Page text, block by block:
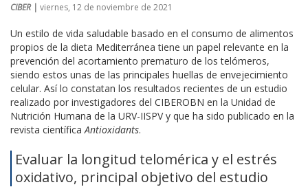
CIBER | viernes, 12 de noviembre de 2021
Un estilo de vida saludable basado en el consumo de alimentos
propios de la dieta Mediterránea tiene un papel relevante en la
prevención del acortamiento prematuro de los telómeros,
siendo estos unas de las principales huellas de envejecimiento
celular. Así lo constatan los resultados recientes de un estudio
realizado por investigadores del CIBEROBN en la Unidad de
Nutrición Humana de la URV-IISPV y que ha sido publicado en la
revista científicaAntioxidants.
Evaluar la longitud telomérica y el estrés
oxidativo, principal objetivo del estudio